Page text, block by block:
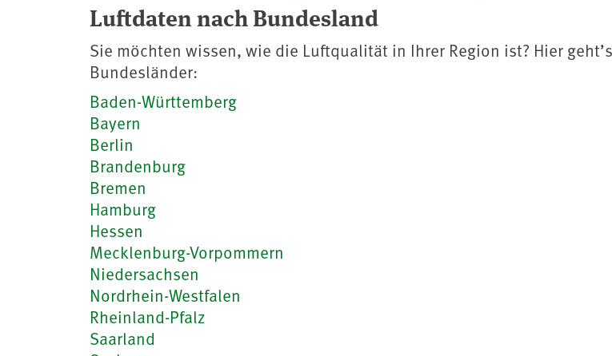
Luftdaten nach Bundesland
Sie möchten wissen, wie die Luftqualität in Ihrer Region ist? Hier
Bundesländer:
Baden-Württemberg
Bayern
Berlin
Brandenburg
Bremen
Hamburg
Hessen
Mecklenburg-Vorpommern
Niedersachsen
Nordrhein-Westfalen
Rheinland-Pfalz
Saarland